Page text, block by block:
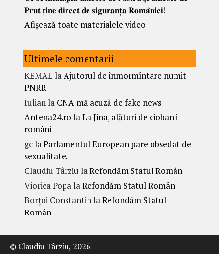
𝐏𝐫𝐮𝐭 𝐭̦𝐢𝐧𝐞 𝐝𝐢𝐫𝐞𝐜𝐭 𝐝𝐞 𝐬𝐢𝐠𝐮𝐫𝐚𝐧𝐭̦𝐚 𝐑𝐨𝐦𝐚̂𝐧𝐢𝐞𝐢!
Afișează toate materialele video
Ultimele comentarii
KEMAL laAjutorul de înmormîntare numit
PNRR
Iulianla CNA mă acuză de fake news
Antena24.ro laLa Jina, alături de ciobanii
români
gclaParlamentul European pare obsedat de
sexualitate.
Claudiu Târziu laRefondăm Statul Român
Viorica PopalaRefondăm Statul Român
Borțoi ConstantinlaRefondăm Statul
Român
© Claudiu Târziu, 2026